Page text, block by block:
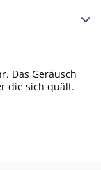
Das Geräusch
die sich quält.